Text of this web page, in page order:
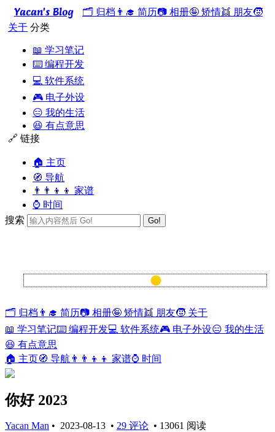
Yacan's Blog 🗂️ 归档 👨‍🎓 简历📷 相册🤪 矫情👯 朋友🧒
关于 分类
📖 学习笔记
⌨️ 编程开发
💻 软件系统
🎮 电子外设
😑 我的生活
😆 有点意思
🔗 链接
🏠 主页
🧭 导航
👨‍👨‍👦‍👦 家谱
⌚ 时间
搜索
Go!
🗂️ 归档 👨‍🎓 简历📷 相册🤪 矫情👯 朋友🧒 关于
📖 学习笔记⌨️ 编程开发💻 软件系统🎮 电子外设😑 我的生活
😆 有点意思
🏠 主页🧭 导航 👨‍👨‍👦‍👦 家谱⌚ 时间
你好 2023
Yacan Man • 2023-08-13 • 29 评论 • 13061 阅读